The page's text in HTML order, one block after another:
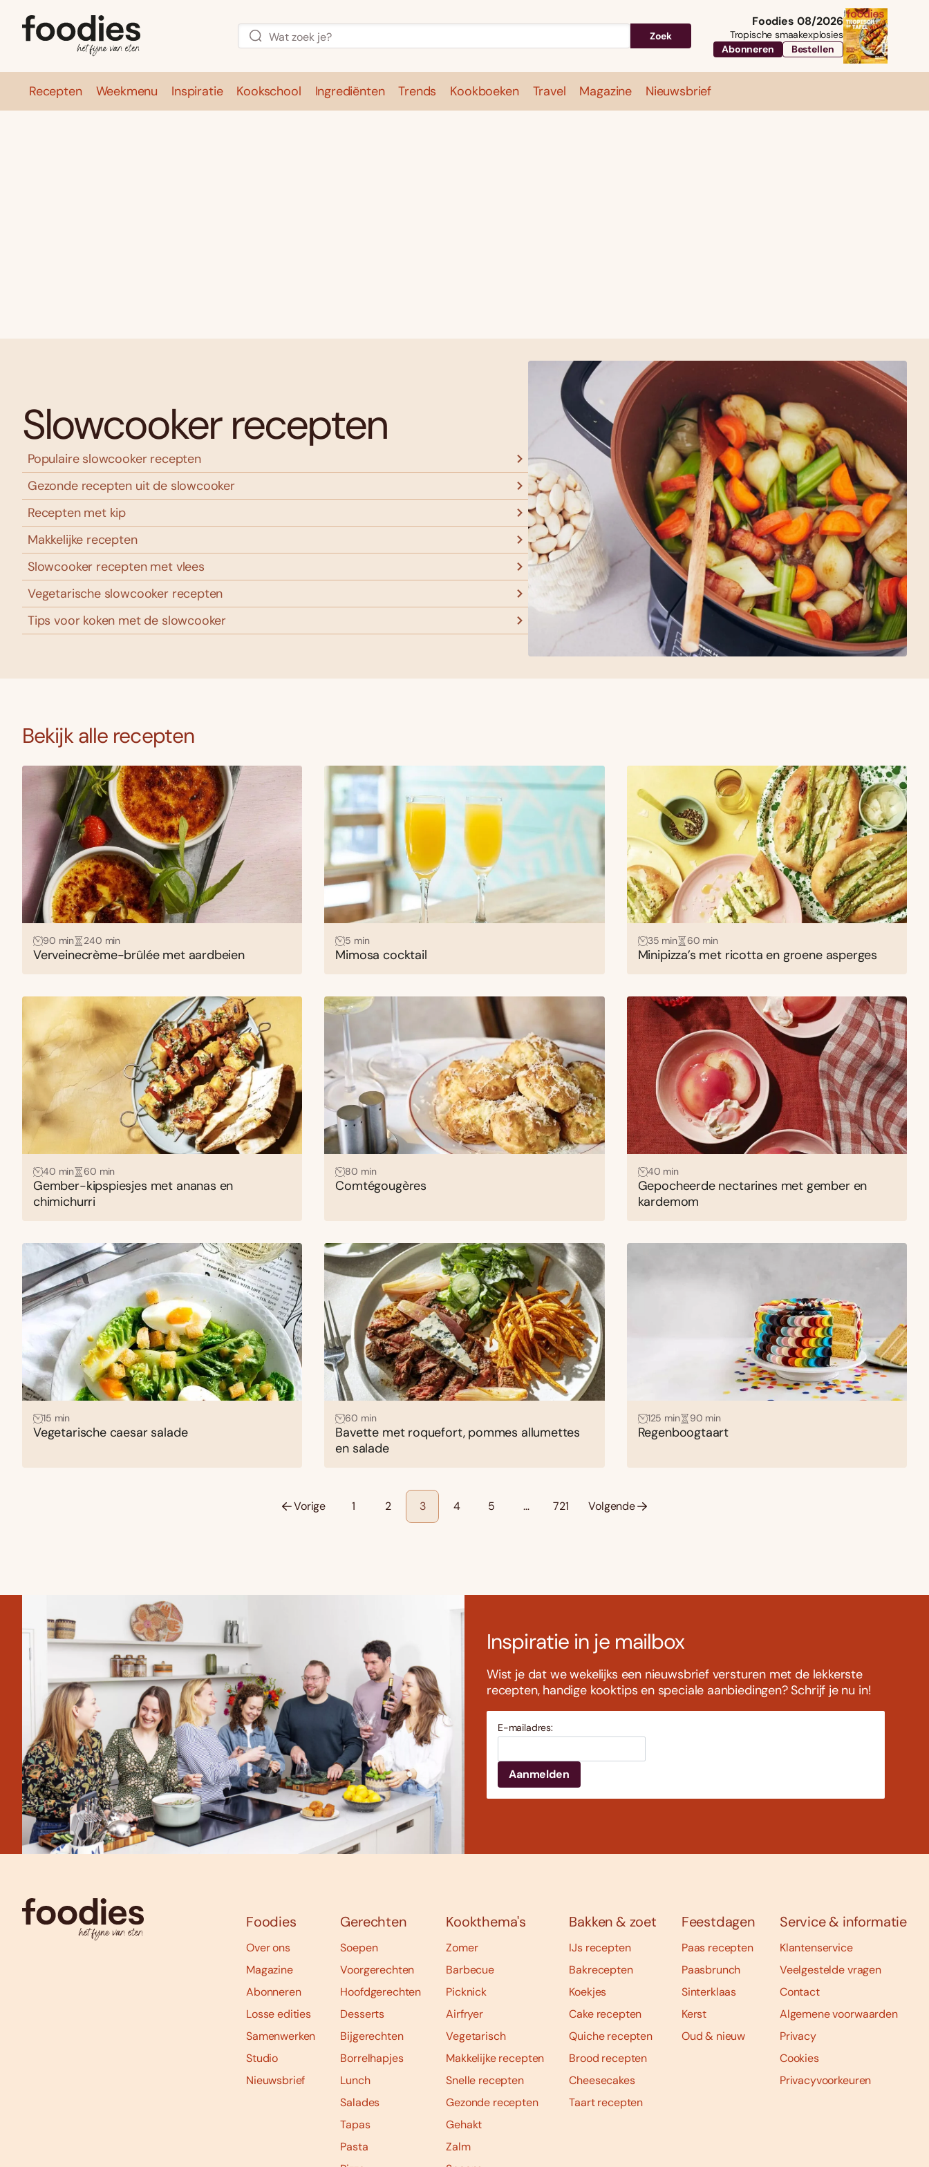
Zoek
Foodies 08/2026
Tropische smaakexplosies
Abonneren
Bestellen
Recepten Weekmenu Inspiratie Kookschool Ingrediënten Trends Kookboeken Travel Magazine Nieuwsbrief
Slowcooker recepten
Populaire slowcooker recepten
Gezonde recepten uit de slowcooker
Recepten met kip
Makkelijke recepten
Slowcooker recepten met vlees
Vegetarische slowcooker recepten
Tips voor koken met de slowcooker
Bekijk alle recepten
90 min 240 min
Verveinecrème-brûlée met aardbeien
5 min
Mimosa cocktail
35 min 60 min
Minipizza’s met ricotta en groene asperges
40 min 60 min
Gember-kipspiesjes met ananas en
chimichurri
80 min
Comtégougères
40 min
Gepocheerde nectarines met gember en
kardemom
15 min
Vegetarische caesar salade
60 min
Bavette met roquefort, pommes allumettes
en salade
125 min 90 min
Regenboogtaart
Vorige 1 2 3 4 5 … 721 Volgende
Inspiratie in je mailbox
Wist je dat we wekelijks een nieuwsbrief versturen met de lekkerste
recepten, handige kooktips en speciale aanbiedingen? Schrijf je nu in!
E-mailadres:
Foodies
Over ons
Magazine
Abonneren
Losse edities
Samenwerken
Studio
Nieuwsbrief
Gerechten
Soepen
Voorgerechten
Hoofdgerechten
Desserts
Bijgerechten
Borrelhapjes
Lunch
Salades
Tapas
Pasta
Kookthema's
Zomer
Barbecue
Picknick
Airfryer
Vegetarisch
Makkelijke recepten
Snelle recepten
Gezonde recepten
Gehakt
Zalm
Bakken & zoet
IJs recepten
Bakrecepten
Koekjes
Cake recepten
Quiche recepten
Brood recepten
Cheesecakes
Taart recepten
Feestdagen
Paas recepten
Paasbrunch
Sinterklaas
Kerst
Oud & nieuw
Service & informatie
Klantenservice
Veelgestelde vragen
Contact
Algemene voorwaarden
Privacy
Cookies
Privacyvoorkeuren